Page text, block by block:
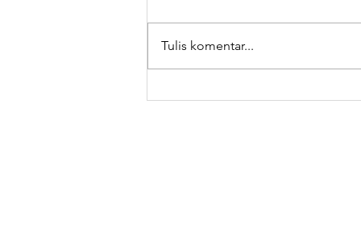
HWDI Apresiasi
Tulis komentar...